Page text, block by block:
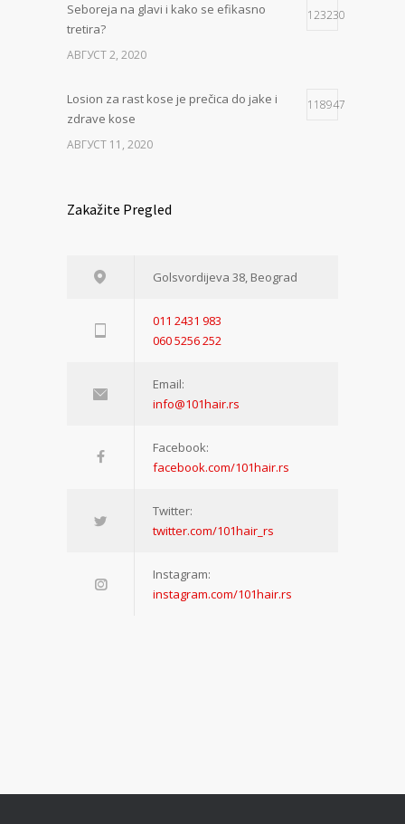
Seboreja na glavi i kako se efikasno
tretira?
123230
АВГУСТ 2, 2020
Losion za rast kose je prečica do jake i
zdrave kose
118947
АВГУСТ 11, 2020
Zakažite Pregled
Golsvordijeva 38, Beograd
011 2431 983
060 5256 252
Email:
info@101hair.rs
Facebook:
facebook.com/101hair.rs
Twitter:
twitter.com/101hair_rs
Instagram:
instagram.com/101hair.rs